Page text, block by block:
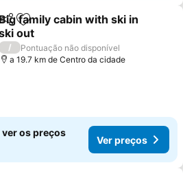
PartilharAdicionar aos favoritos
Big family cabin with ski in
out
preços
/
Pontuação não disponível
a 19.7 km de Centro da cidade
ver os preços
Ver preços